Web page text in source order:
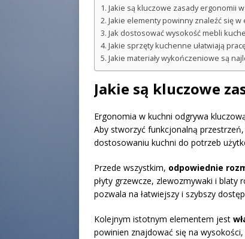
Jakie są kluczowe zasady ergonomii
Jakie elementy powinny znaleźć się
Jak dostosować wysokość mebli
Jakie sprzęty kuchenne ułatwiają
Jakie materiały wykończeniowe są
Jakie są kluczowe
Ergonomia w kuchni odgrywa
Aby stworzyć funkcjonalną
dostosowaniu kuchni do potrzeb
Przede wszystkim, odpowiednie
płyty grzewcze, zlewozmywaki i blaty
pozwala na łatwiejszy i szybszy
Kolejnym istotnym elementem jest
powinien znajdować się na